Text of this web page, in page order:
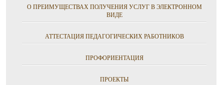
О ПРЕИМУЩЕСТВАХ ПОЛУЧЕНИЯ УСЛУГ В ЭЛЕКТРОННОМ
ВИДЕ
АТТЕСТАЦИЯ ПЕДАГОГИЧЕСКИХ РАБОТНИКОВ
ПРОФОРИЕНТАЦИЯ
ПРОЕКТЫ